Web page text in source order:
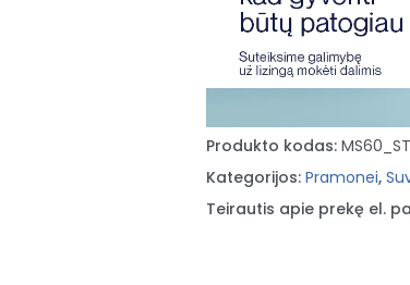
Produkto kodas:
Kategorijos: Pramonei,
Teirautis apie prekę el.